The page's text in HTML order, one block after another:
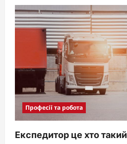
Професії та робота
Експедитор це хто такий